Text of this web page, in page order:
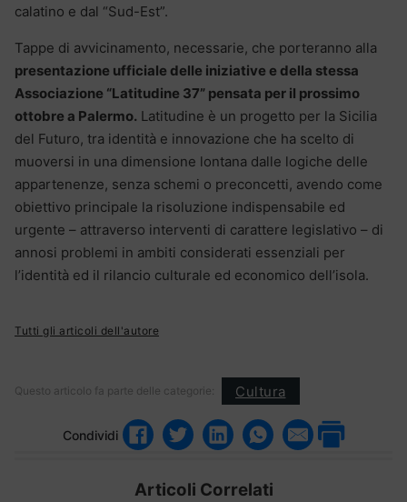
calatino e dal “Sud-Est”.
Tappe di avvicinamento, necessarie, che porteranno alla
presentazione ufficiale delle iniziative e della stessa
Associazione “Latitudine 37” pensata per il prossimo
ottobre a Palermo. Latitudine è un progetto per la Sicilia
del Futuro, tra identità e innovazione che ha scelto di
muoversi in una dimensione lontana dalle logiche delle
appartenenze, senza schemi o preconcetti, avendo come
obiettivo principale la risoluzione indispensabile ed
urgente – attraverso interventi di carattere legislativo – di
annosi problemi in ambiti considerati essenziali per
l’identità ed il rilancio culturale ed economico dell’isola.
Tutti gli articoli dell'autore
Questo articolo fa parte delle categorie: Cultura
Condividi
Articoli Correlati